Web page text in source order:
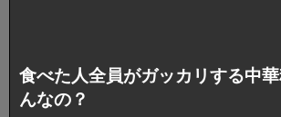
食べた人全員がガッカリする中
んなの？